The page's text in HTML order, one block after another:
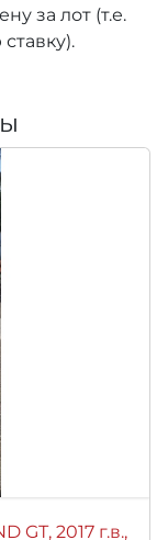
за лот (т.е.
GТ, 2017 г.в.,